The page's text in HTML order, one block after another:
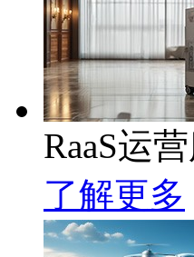
RaaS运
了解更多